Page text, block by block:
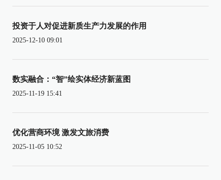
投资于人对促进新质生产力发展的作用
2025-12-10 09:01
数实融合：“智”绘实体经济新蓝图
2025-11-19 15:41
优化营商环境 激发文旅消费
2025-11-05 10:52